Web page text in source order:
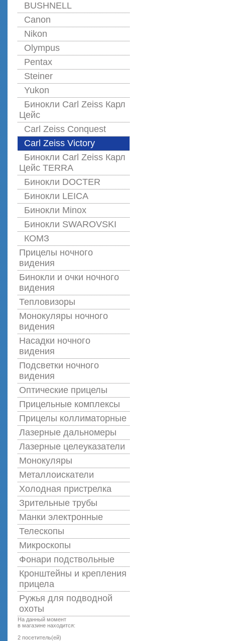
BUSHNELL
Canon
Nikon
Olympus
Pentax
Steiner
Yukon
Бинокли Carl Zeiss Карл
Цейс
Carl Zeiss Conquest
Carl Zeiss Victory
Бинокли Carl Zeiss Карл
Цейс TERRA
Бинокли DOCTER
Бинокли LEICA
Бинокли Minox
Бинокли SWAROVSKI
КОМЗ
Прицелы ночного
видения
Бинокли и очки ночного
видения
Тепловизоры
Монокуляры ночного
видения
Насадки ночного
видения
Подсветки ночного
видения
Оптические прицелы
Прицельные комплексы
Прицелы коллиматорные
Лазерные дальномеры
Лазерные целеуказатели
Монокуляры
Металлоискатели
Холодная пристрелка
Зрительные трубы
Манки электронные
Телескопы
Микроскопы
Фонари подствольные
Кронштейны и крепления
прицела
Ружья для подводной
оxоты
На данный момент
в магазине находится:
2 посетитель(ей)